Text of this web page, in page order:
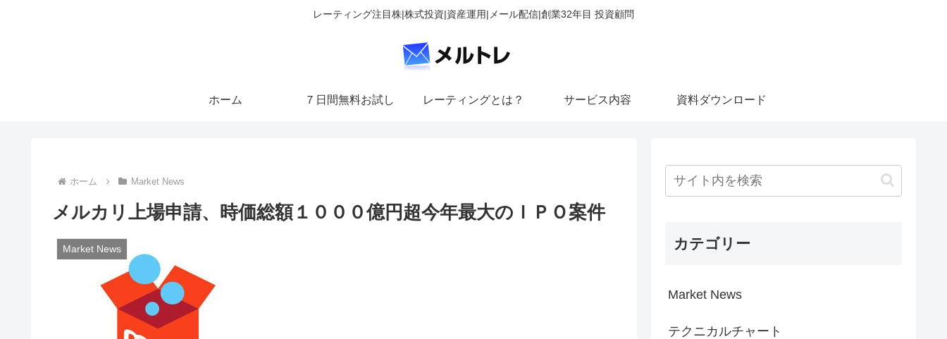
レーティング注目株|株式投資|資産運用|メール配信|創業32年目 投資顧問
ホーム ７日間無料お試し レーティングとは？ サービス内容 資料ダウンロード
ホーム Market News
メルカリ上場申請、時価総額１０００億円超今年最大のＩＰＯ案件
Market News カテゴリー
Market News
テクニカルチャート